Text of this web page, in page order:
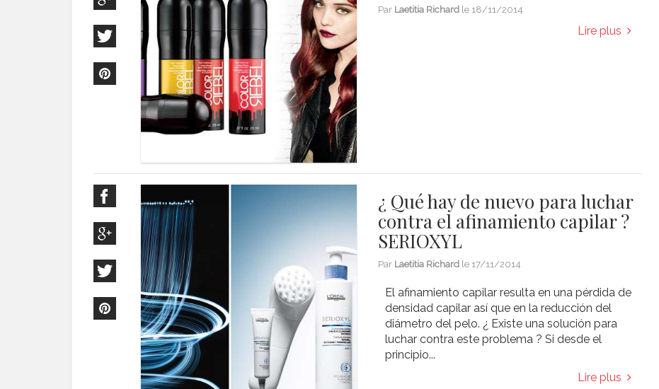
Par Laetitia Richard le 18/11/2014
Lire plus
¿ Qué hay de nuevo para luchar
contra el afinamiento capilar ?
SERIOXYL
Par Laetitia Richard le 17/11/2014
El afinamiento capilar resulta en una pérdida de
densidad capilar así que en la reducción del
diámetro del pelo. ¿ Existe una solución para
luchar contra este problema ? Si desde el
principio...
Lire plus